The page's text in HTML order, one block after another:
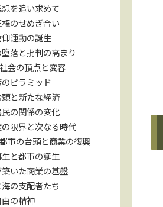
を追い求めて
のせめぎ合い
運動の誕生
落と批判の高まり
会の頂点と変容
ピラミッド
と新たな経済
の関係の変化
限界と次なる時代
市の台頭と商業の復興
と都市の誕生
いた商業の基盤
の支配者たち
の精神